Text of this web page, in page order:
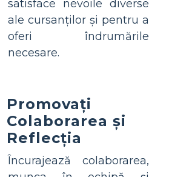
satisface nevoile diverse
ale cursanților și pentru a
oferi îndrumările
necesare.
Promovați
Colaborarea și
Reflecția
Încurajează colaborarea,